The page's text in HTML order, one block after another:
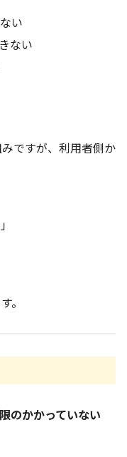
い
ない
ですが、利用者側か
。
のかかっていない